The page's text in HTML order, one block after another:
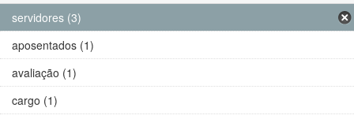
servidores (3)
aposentados (1)
avaliação (1)
cargo (1)